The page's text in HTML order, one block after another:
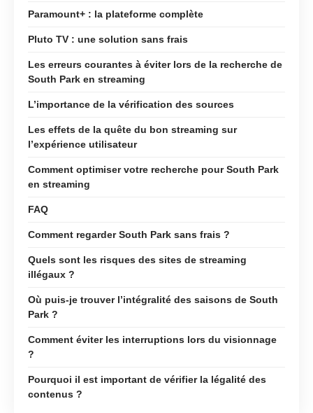
Paramount+ : la plateforme complète
Pluto TV : une solution sans frais
Les erreurs courantes à éviter lors de la recherche de
South Park en streaming
L’importance de la vérification des sources
Les effets de la quête du bon streaming sur
l’expérience utilisateur
Comment optimiser votre recherche pour South Park
en streaming
FAQ
Comment regarder South Park sans frais ?
Quels sont les risques des sites de streaming
illégaux ?
Où puis-je trouver l’intégralité des saisons de South
Park ?
Comment éviter les interruptions lors du visionnage
?
Pourquoi il est important de vérifier la légalité des
contenus ?